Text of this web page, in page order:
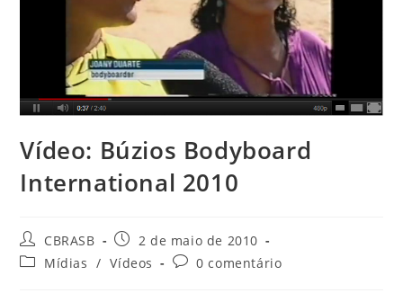
Vídeo: Búzios Bodyboard
International 2010
Autor
do
post:
CBRASB
Post
publicado:
2 de maio de 2010
Categoria
Mídias / Vídeos
Comentários
0 comentário